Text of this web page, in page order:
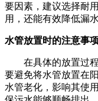
要因素，建议选择耐
用，还能有效降低漏
水管放置时的注意事
在具体的放置过
要避免将水管放置在
水管老化，影响其使